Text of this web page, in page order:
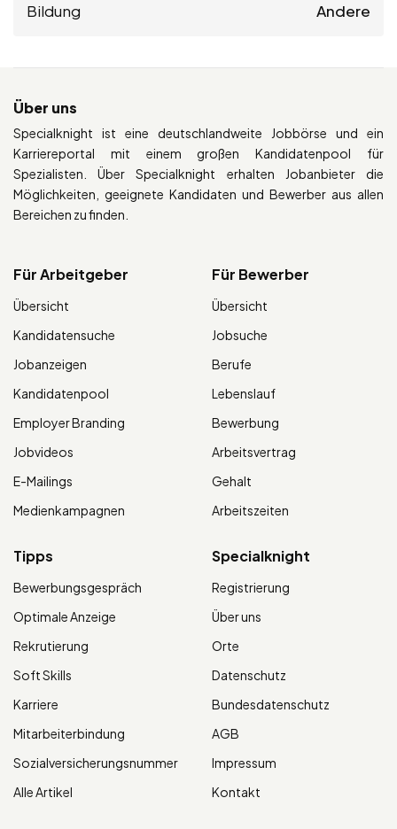
Bildung Andere
Über uns
Specialknight ist eine deutschlandweite Jobbörse und ein
Karriereportal mit einem großen Kandidatenpool für
Spezialisten. Über Specialknight erhalten Jobanbieter die
Möglichkeiten, geeignete Kandidaten und Bewerber aus allen
Bereichen zu finden.
Für Arbeitgeber
Übersicht
Kandidatensuche
Jobanzeigen
Kandidatenpool
Employer Branding
Jobvideos
E-Mailings
Medienkampagnen
Für Bewerber
Übersicht
Jobsuche
Berufe
Lebenslauf
Bewerbung
Arbeitsvertrag
Gehalt
Arbeitszeiten
Tipps
Bewerbungsgespräch
Optimale Anzeige
Rekrutierung
Soft Skills
Karriere
Mitarbeiterbindung
Sozialversicherungsnummer
Alle Artikel
Specialknight
Registrierung
Über uns
Orte
Datenschutz
Bundesdatenschutz
AGB
Impressum
Kontakt